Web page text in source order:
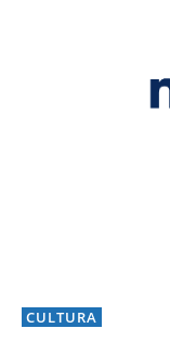
CULTURA